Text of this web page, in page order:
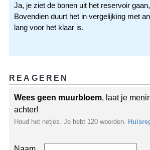
Ja, je ziet de bonen uit het reservoir
Bovendien duurt het in vergelijking met
lang voor het klaar is.
REAGEREN
Wees geen muurbloem, laat je
achter!
Houd het netjes. Je hebt 120 woorden.